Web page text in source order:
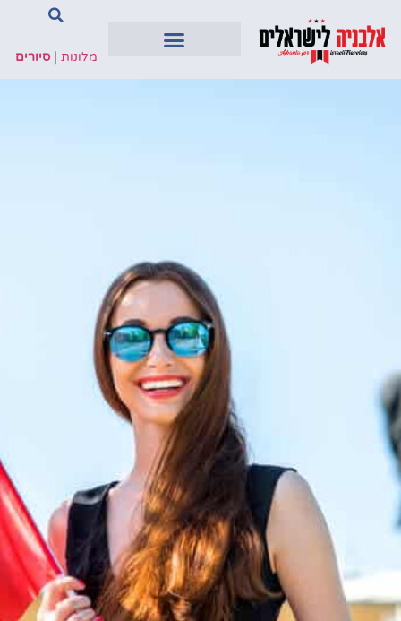
מלונות |סיורים